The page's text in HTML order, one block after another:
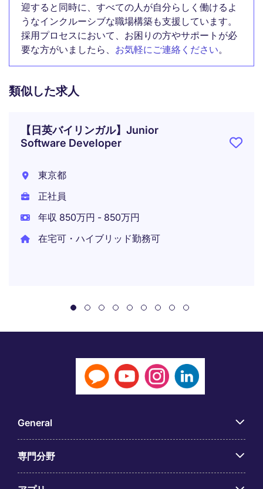
迎すると同時に、すべての人が自分らしく働けるよ
うなインクルーシブな職場構築も支援しています。
採用プロセスにおいて、お困りの方やサポートが必
要な方がいましたら、 お気軽にご連絡ください。
類似した求人
【日英バイリンガル】Junior
Software Developer
東京都
正社員
年収 850万円 - 850万円
在宅可・ハイブリッド勤務可
General
専門分野